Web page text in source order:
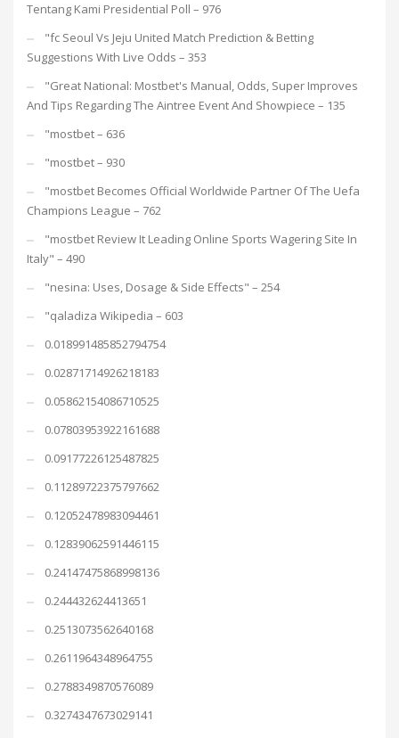
Tentang Kami Presidential Poll – 976
"fc Seoul Vs Jeju United Match Prediction & Betting
Suggestions With Live Odds – 353
"Great National: Mostbet's Manual, Odds, Super Improves
And Tips Regarding The Aintree Event And Showpiece – 135
"mostbet – 636
"mostbet – 930
"mostbet Becomes Official Worldwide Partner Of The Uefa
Champions League – 762
"mostbet Review It Leading Online Sports Wagering Site In
Italy" – 490
"nesina: Uses, Dosage & Side Effects" – 254
"qaladiza Wikipedia – 603
0.018991485852794754
0.02871714926218183
0.05862154086710525
0.07803953922161688
0.09177226125487825
0.11289722375797662
0.12052478983094461
0.12839062591446115
0.24147475868998136
0.244432624413651
0.2513073562640168
0.2611964348964755
0.2788349870576089
0.3274347673029141